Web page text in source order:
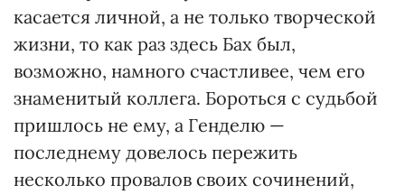
касается личной, а не только творческой
жизни, то как раз здесь Бах был,
возможно, намного счастливее, чем его
знаменитый коллега. Бороться с судьбой
пришлось не ему, а Генделю —
последнему довелось пережить
несколько провалов своих сочинений,